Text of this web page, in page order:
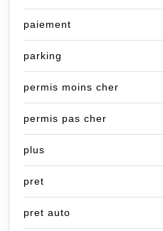
paiement
parking
permis moins cher
permis pas cher
plus
pret
pret auto